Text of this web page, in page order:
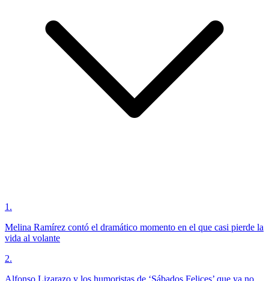
1 .
Melina Ramírez contó el dramático momento en el que casi pierde la
vida al volante
2.
Alfonso Lizarazo y los humoristas de ‘Sábados Felices’ que ya no